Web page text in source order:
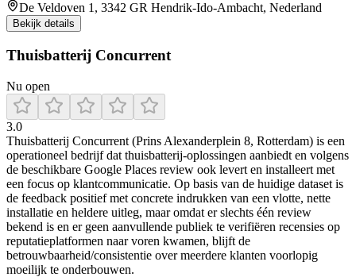
De Veldoven 1, 3342 GR Hendrik-Ido-Ambacht, Nederland
Bekijk details
Thuisbatterij Concurrent
Nu open
3.0
Thuisbatterij Concurrent (Prins Alexanderplein 8, Rotterdam) is een
operationeel bedrijf dat thuisbatterij-oplossingen aanbiedt en volgens
de beschikbare Google Places review ook levert en installeert met
een focus op klantcommunicatie. Op basis van de huidige dataset is
de feedback positief met concrete indrukken van een vlotte, nette
installatie en heldere uitleg, maar omdat er slechts één review
bekend is en er geen aanvullende publiek te verifiëren recensies op
reputatieplatformen naar voren kwamen, blijft de
betrouwbaarheid/consistentie over meerdere klanten voorlopig
moeilijk te onderbouwen.